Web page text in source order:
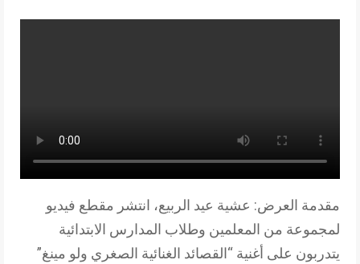
مقدمة العرض: عشية عيد الربيع، انتشر مقطع فيديو
لمجموعة من المعلمين وطلاب المدارس الابتدائية
يتدربون على أغنية “القصائد الغنائية الصغري ولو مينغ”